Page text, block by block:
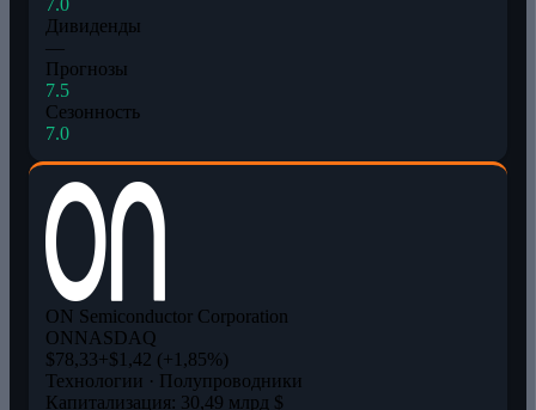
Дивиденды
—
Прогнозы
7.5
Сезонность
7.0
ON Semiconductor Corporation
ONNASDAQ
$78,33+$1,42 (+1,85%)
Технологии · Полупроводники
Капитализация: 30,49 млрд $